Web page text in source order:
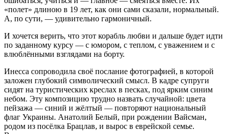
«полет» длиною в 19 лет, как они сами сказали, нормальный.
А, по сути, — удивительно гармоничный.
И хочется верить, что этот корабль любви и дальше будет идти
по заданному курсу — с юмором, с теплом, с уважением и с
влюблёнными взглядами на борту.
Инесса сопроводила своё послание фотографией, в которой
заложен глубокий символический смысл. В кадре супруги
сидят на туристических креслах в песках, под ярким синим
небом. Эту композицию трудно назвать случайной: цвета
пейзажа — синий и жёлтый — повторяют национальный
флаг Украины. Анатолий Белый, при рождении Вайсман,
родом из посёлка Брацлав, и вырос в еврейской семье.